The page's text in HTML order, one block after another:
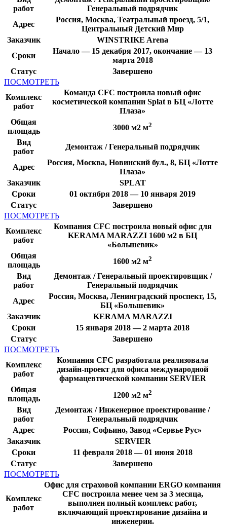
работ
Генеральный подрядчик
Адрес
Россия, Москва, Театральный проезд, 5/1,
Центральный Детский Мир
Заказчик
WINSTRIKE Arena
Сроки
Начало — 15 декабря 2017, окончание — 13
марта 2018
Статус
Завершено
ПОСМОТРЕТЬ
Комплекс
работ
Команда CFC построила новый офис
косметической компании Splat в БЦ «Лотте
Плаза»
Общая
площадь
3000 м2 м2
Вид
работ
Демонтаж / Генеральный подрядчик
Адрес
Россия, Москва, Новинский бул., 8, БЦ «Лотте
Плаза»
Заказчик
SPLAT
Сроки
01 октября 2018 — 10 января 2019
Статус
Завершено
ПОСМОТРЕТЬ
Комплекс
работ
Компания CFC построила новый офис для
KERAMA MARAZZI 1600 м2 в БЦ
«Большевик»
Общая
площадь
1600 м2 м2
Вид
работ
Демонтаж / Генеральный проектировщик /
Генеральный подрядчик
Адрес
Россия, Москва, Ленинградский проспект, 15,
БЦ «Большевик»
Заказчик
KERAMA MARAZZI
Сроки
15 января 2018 — 2 марта 2018
Статус
Завершено
ПОСМОТРЕТЬ
Комплекс
работ
Компания CFC разработала реализовала
дизайн-проект для офиса международной
фармацевтической компании SERVIER
Общая
площадь
1200 м2 м2
Вид
работ
Демонтаж / Инженерное проектирование /
Генеральный подрядчик
Адрес
Россия, Софьино, Завод «Сервье Рус»
Заказчик
SERVIER
Сроки
11 февраля 2018 — 01 июня 2018
Статус
Завершено
ПОСМОТРЕТЬ
Комплекс
работ
Офис для страховой компании ERGO компания
CFC построила менее чем за 3 месяца,
выполнен полный комплекс работ,
включающий проектирование дизайна и
инженерии.